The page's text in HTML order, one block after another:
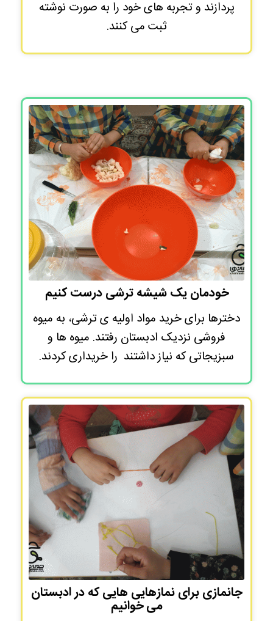
پردازند و تجربه های خود را به صورت نوشته
ثبت می کنند.
خودمان یک شیشه ترشی درست کنیم
دخترها برای خرید مواد اولیه ی ترشی، به میوه
فروشی نزدیک ادبستان رفتند. میوه ها و
سبزیجاتی که نیاز داشتند را خریداری کردند.
جانمازی برای نمازهایی هایی که در ادبستان
می خوانیم